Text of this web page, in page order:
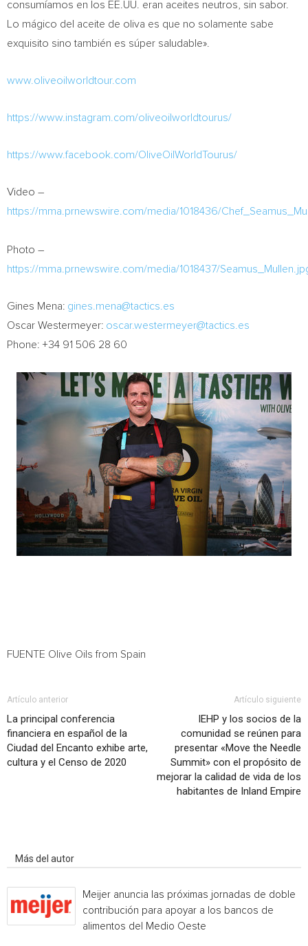
consumíamos en los EE.UU. eran aceites neutros, sin sabor.
Lo mágico del aceite de oliva es que no solamente sabe
exquisito sino también es súper saludable».
www.oliveoilworldtour.com
https://www.instagram.com/oliveoilworldtourus/
https://www.facebook.com/OliveOilWorldTourus/
Video –
https://mma.prnewswire.com/media/1018436/
Photo –
https://mma.prnewswire.com/media/1018437/
Gines Mena: gines.mena@tactics.es
Oscar Westermeyer: oscar.westermeyer@tactics.es
Phone: +34 91 506 28 60
FUENTE Olive Oils from Spain
Artículo anterior
La principal conferencia
financiera en español de la
Ciudad del Encanto exhibe arte,
cultura y el Censo de 2020
Artículo siguiente
IEHP y los socios de la
comunidad se reúnen para
presentar «Move the Needle
Summit» con el propósito de
mejorar la calidad de vida de los
habitantes de Inland Empire
Más del autor
Meijer anuncia las próximas jornadas de doble
contribución para apoyar a los bancos de
alimentos del Medio Oeste